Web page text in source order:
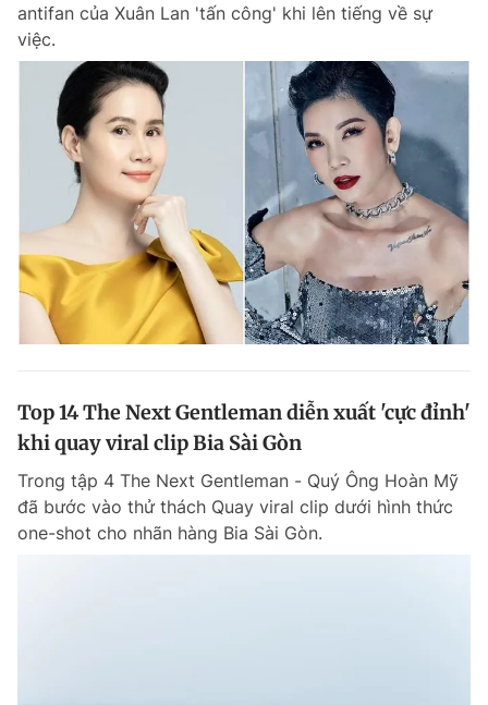
antifan của Xuân Lan 'tấn công' khi lên tiếng về sự
việc.
Top 14 The Next Gentleman diễn xuất 'cực đỉnh'
khi quay viral clip Bia Sài Gòn
Trong tập 4 The Next Gentleman - Quý Ông Hoàn Mỹ
đã bước vào thử thách Quay viral clip dưới hình thức
one-shot cho nhãn hàng Bia Sài Gòn.